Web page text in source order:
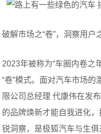
破解市场之“卷”，洞察用户
2023年被称为“车圈内卷之
“卷”模式。面对汽车市场
限公司总经理 代康伟在发
的品牌焕新才能自我进化
锐洞察，是极狐汽车与生